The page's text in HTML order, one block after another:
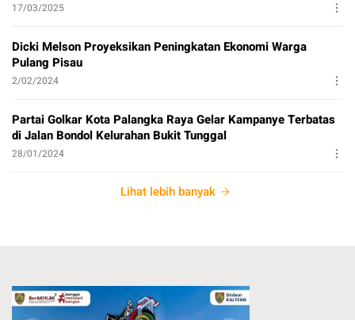
17/03/2025
Dicki Melson Proyeksikan Peningkatan Ekonomi Warga
Pulang Pisau
2/02/2024
Partai Golkar Kota Palangka Raya Gelar Kampanye Terbatas
di Jalan Bondol Kelurahan Bukit Tunggal
28/01/2024
Lihat lebih banyak